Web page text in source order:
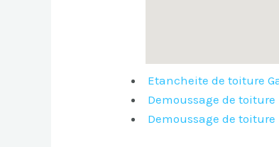
Etancheite de toiture
Demoussage de toiture
Demoussage de